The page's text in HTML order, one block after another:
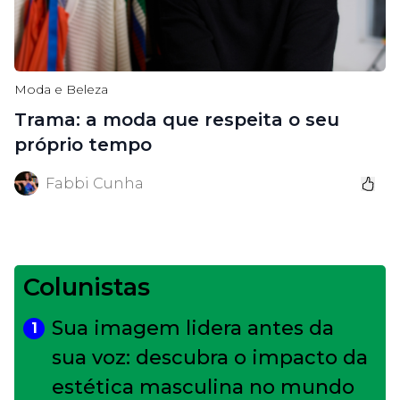
Moda e Beleza
Trama: a moda que respeita o seu
próprio tempo
Fabbi Cunha
Colunistas
1
Sua imagem lidera antes da
sua voz: descubra o impacto da
estética masculina no mundo